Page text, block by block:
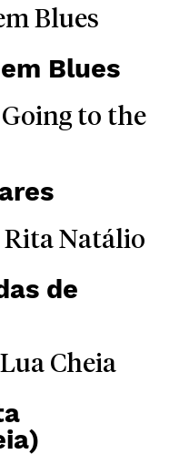
Blues
Blues
to the
Rita Natálio
de
Cheia